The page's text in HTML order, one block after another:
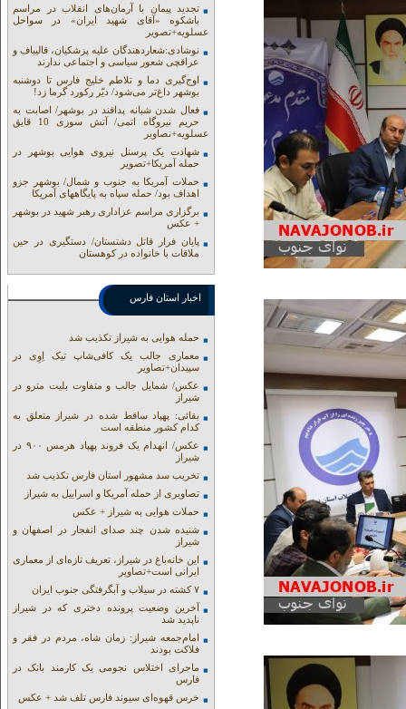
تجدید پیمان با آرمان‌های انقلاب در مراسم
باشکوه «آقای شهید ایران» در سواحل
عسلویه+تصویر
نوشادی:شعاردهندگان علیه پزشکیان، قالیباف و
عراقچی شعور سیاسی و اجتماعی ندارند
اوج‌گیری دما و تلاطم خلیج فارس تا دوشنبه
بوشهر داغ‌تر می‌شود/ دیّر رکورد گرما زد!
فعال شدن شبانه پدافند در بوشهر/ اصابت به
حریم نیروگاه اتمی/ آتش سوزی 10 قایق
عسلویه+نصاویر
شهادت یک پرسنل نیروی هوایی بوشهر در
حمله آمریکا+تصویر
حملات آمریکا به جنوب و شمال/ بوشهر جزو
اهداف بود/ حمله سپاه به پایگاههای آمریکا
برگزاری مراسم عزاداری رهبر شهید در بوشهر
+ عکس
پایان فرار قاتل دشتستان/ دستگیری در حین
ملاقات با خانواده در کوهستان
اخبار استان فارس
حمله هوایی به شیراز تکذیب شد
معماری جالب یک کافی‌شاپ تیک اِوِی در
سپیدان+تصاویر
عکس/ شمایل جالب و متفاوت بلیت مترو در
شیراز
بقائی: پهپاد ساقط شده در شیراز متعلق به
کدام کشور منطقه است
عکس/ انهدام یک فروند پهپاد هرمس ۹۰۰ در
شیراز
تخریب سد مشهور استان فارس تکذیب شد
تصاویری از حمله آمریکا و اسراییل به شیراز
حملات هوایی به شیراز + عکس
شنیده شدن چند صدای انفجار در اصفهان و
شیراز
این خانه‌باغ در شیراز، تعریف تازه‌ای از معماری
ایرانی است+تصاویر
۷ کشته در سیلاب و آبگرفتگی جنوب ایران
آخرین وضعیت پرونده دختری که در شیراز
ناپدید شد
امام‌جمعه شیراز: زمان شاه، مردم در فقر و
فلاکت بودند
ماجرای اختلاس نجومی یک کارمند بانک در
فارس
خرس قهوه‌ای سیوند فارس تلف شد + عکس